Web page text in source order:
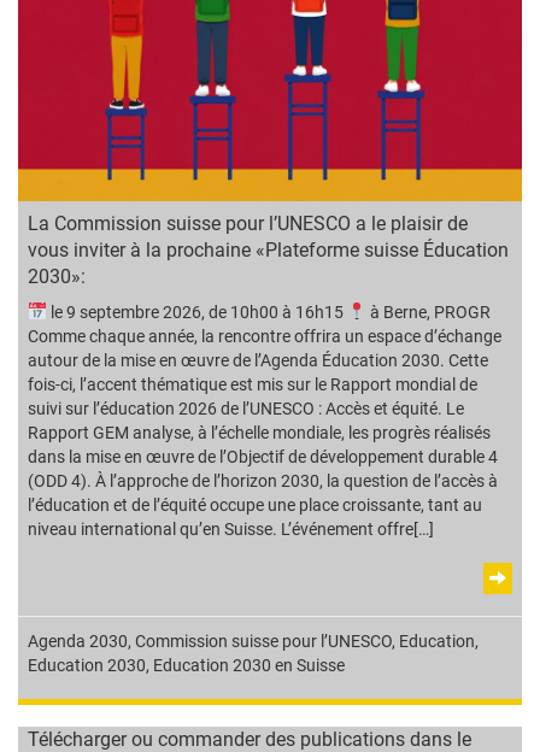
La Commission suisse pour l’UNESCO a le plaisir de
vous inviter à la prochaine «Plateforme suisse Éducation
2030»:
le 9 septembre 2026, de 10h00 à 16h15
à Berne, PROGR
Comme chaque année, la rencontre offrira un espace d’échange
autour de la mise en œuvre de l’Agenda Éducation 2030. Cette
fois-ci, l’accent thématique est mis sur le Rapport mondial de
suivi sur l’éducation 2026 de l’UNESCO : Accès et équité. Le
Rapport GEM analyse, à l’échelle mondiale, les progrès réalisés
dans la mise en œuvre de l’Objectif de développement durable 4
(ODD 4). À l’approche de l’horizon 2030, la question de l’accès à
l’éducation et de l’équité occupe une place croissante, tant au
niveau international qu’en Suisse. L’événement offre[…]
Agenda 2030, Commission suisse pour l’UNESCO, Education,
Education 2030, Education 2030 en Suisse
Télécharger ou commander des publications dans le